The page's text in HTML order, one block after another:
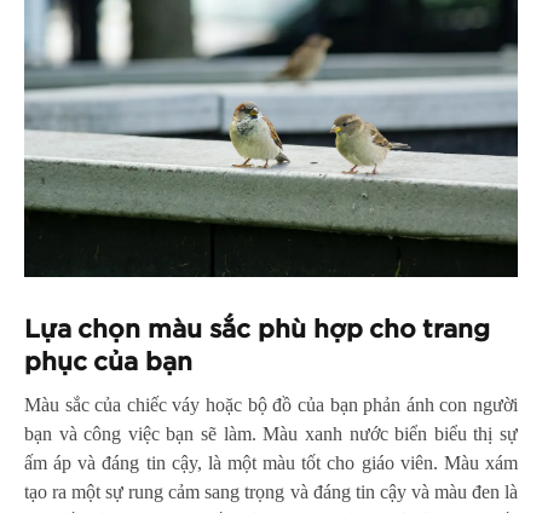
Lựa chọn màu sắc phù hợp cho trang
phục của bạn
Màu sắc của chiếc váy hoặc bộ đồ của bạn phản ánh con người
bạn và công việc bạn sẽ làm. Màu xanh nước biển biểu thị sự
ấm áp và đáng tin cậy, là một màu tốt cho giáo viên. Màu xám
tạo ra một sự rung cảm sang trọng và đáng tin cậy và màu đen là